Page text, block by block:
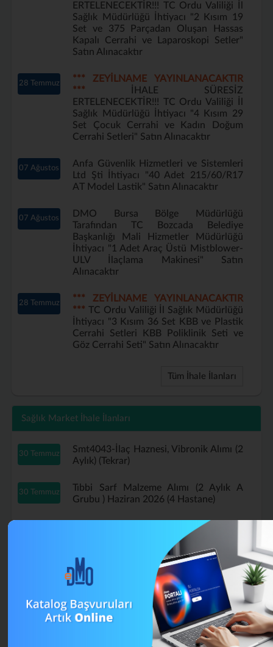
ERTELENECEKTİR!!! TC Ordu Valiliği İl
Sağlık Müdürlüğü İhtiyacı "2 Kısım 19
Set ve 375 Parçadan Oluşan Hassas
Kapalı Cerrahi ve Laparoskopi Setler"
Satın Alınacaktır
28 Temmuz
*** ZEYİLNAME YAYINLANACAKTIR
***
İHALE SÜRESİZ
ERTELENECEKTİR!!! TC Ordu Valiliği İl
Sağlık Müdürlüğü İhtiyacı "4 Kısım 29
Set Çocuk Cerrahi ve Kadın Doğum
Cerrahi Setleri" Satın Alınacaktır
07 Ağustos
Anfa Güvenlik Hizmetleri ve Sistemleri
Ltd Şti İhtiyacı "40 Adet 215/60/R17
AT Model Lastik" Satın Alınacaktır
07 Ağustos
DMO Bursa Bölge Müdürlüğü
Tarafından TC Bozcada Belediye
Başkanlığı Mali Hizmetler Müdürlüğü
İhtiyacı "1 Adet Araç Üstü Mistblower-
ULV İlaçlama Makinesi" Satın
Alınacaktır
28 Temmuz
*** ZEYİLNAME YAYINLANACAKTIR
***TC Ordu Valiliği İl Sağlık Müdürlüğü
İhtiyacı "3 Kısım 36 Set KBB ve Plastik
Cerrahi Setleri KBB Poliklinik Seti ve
Göz Cerrahi Seti" Satın Alınacaktır
Tüm İhale İlanları
Sağlık Market İhale İlanları
30 Temmuz
Smt4043-İlaç Haznesi, Vibronik Alımı (2
Aylık) (Tekrar)
30 Temmuz
Tıbbi Sarf Malzeme Alımı (2 Aylık A
Grubu ) Haziran 2026 (4 Hastane)
Tıbbi Sarf Malzeme Alımı (2 Aylık A
Grubu ) Haziran 2026 (Tekrar)
B Grubu Tıbbi Sarf Malzeme Alımı
Mayıs (4 Aylık) (Tekrar)
13 Temmuz
A Grubu Tıbbi Sarf Malzeme Alımı (4
Aylık) Nisan 2026 (Tekrar)
Smt4043-İlaç Haznesi, Vibronik Alımı (2